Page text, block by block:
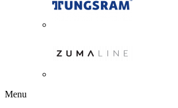
Menu